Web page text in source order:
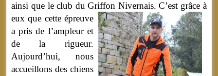
ainsi que le club du Griffon Nivernais.C’est grâce à
eux que cette épreuve
a pris de l’ampleur et
de la rigueur.
Aujourd’hui, nous
accueillons des chiens